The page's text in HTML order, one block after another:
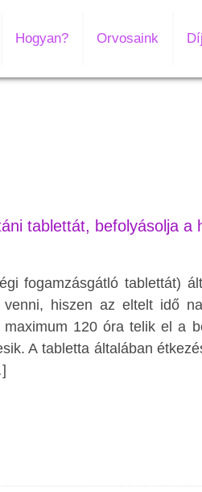
Hogyan? Orvosaink
tablettát, befolyásolja a
fogamzásgátló tablettát)
hiszen az eltelt idő
120 óra telik el a
A tabletta általában